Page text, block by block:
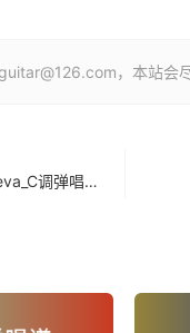
，本站会尽
Et si tu n'existais pas吉他谱_Nazym Itikeeva_C调弹唱六线谱